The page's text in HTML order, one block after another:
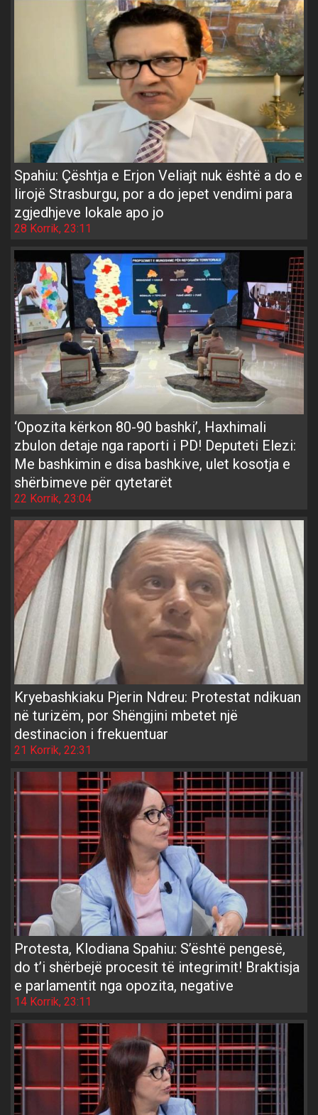
Spahiu: Çështja e Erjon Veliajt nuk është a do e
lirojë Strasburgu, por a do jepet vendimi para
zgjedhjeve lokale apo jo
28 Korrik, 23:11
‘Opozita kërkon 80-90 bashki’, Haxhimali
zbulon detaje nga raporti i PD! Deputeti Elezi:
Me bashkimin e disa bashkive, ulet kosotja e
shërbimeve për qytetarët
22 Korrik, 23:04
Kryebashkiaku Pjerin Ndreu: Protestat ndikuan
në turizëm, por Shëngjini mbetet një
destinacion i frekuentuar
21 Korrik, 22:31
Protesta, Klodiana Spahiu: S’është pengesë,
do t’i shërbejë procesit të integrimit! Braktisja
e parlamentit nga opozita, negative
14 Korrik, 23:11